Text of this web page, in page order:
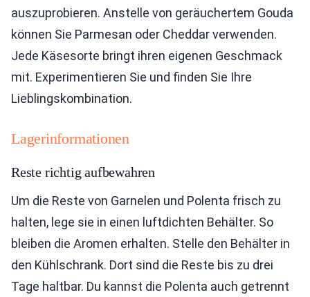
auszuprobieren. Anstelle von geräuchertem Gouda
können Sie Parmesan oder Cheddar verwenden.
Jede Käsesorte bringt ihren eigenen Geschmack
mit. Experimentieren Sie und finden Sie Ihre
Lieblingskombination.
Lagerinformationen
Reste richtig aufbewahren
Um die Reste von Garnelen und Polenta frisch zu
halten, lege sie in einen luftdichten Behälter. So
bleiben die Aromen erhalten. Stelle den Behälter in
den Kühlschrank. Dort sind die Reste bis zu drei
Tage haltbar. Du kannst die Polenta auch getrennt